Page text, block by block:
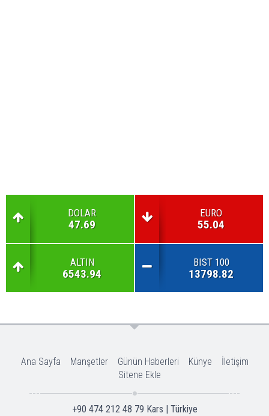
DOLAR
47.69
EURO
55.04
ALTIN
6543.94
BIST 100
13798.82
Ana Sayfa Manşetler Günün Haberleri Künye
İletişim
Sitene Ekle
+90 474 212 48 79 Kars | Türkiye